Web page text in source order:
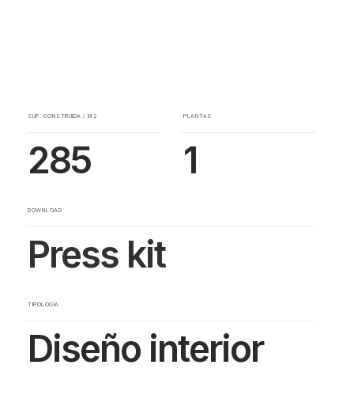
SUP. CONSTRUIDA / M2
285
PLANTAS
1
DOWNLOAD
Press kit
TIPOLOGÍA
Diseño interior